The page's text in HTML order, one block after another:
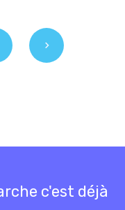
c'est déjà